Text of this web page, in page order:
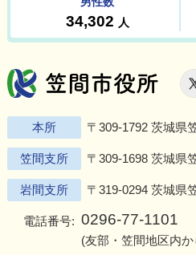
本所 〒309-1792 茨城県
笠間支所 〒309-1698 茨城県
岩間支所 〒319-0294 茨城県
電話番号: 0296-77-1101
(友部・笠間地区内か